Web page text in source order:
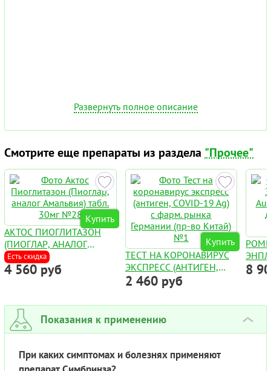
Развернуть полное описание
Смотрите еще препараты из раздела "Прочее"
Купить
АКТОС ПИОГЛИТАЗОН
(ПИОГЛАР, АНАЛОГ
АМАЛЬВИЯ) ТАБЛ. 30МГ
№28
Есть скидка
4 560 руб
Купить
ТЕСТ НА КОРОНАВИРУС
ЭКСПРЕСС (АНТИГЕН,
COVID-19 AG) С ФАРМ.
РЫНКА ГЕРМАНИИ (ПР-
ВО КИТАЙ) №1
2 460 руб
8
Показания к применению ›
При каких симптомах и болезнях применяют